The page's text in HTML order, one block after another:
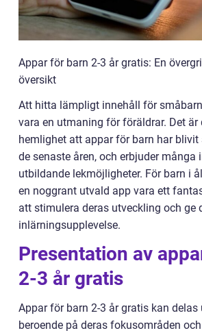
Appar för barn 2-3 år gratis: En
översikt
Att hitta lämpligt innehåll för
vara en utmaning för föräldrar. Det är
hemlighet att appar för barn har
de senaste åren, och erbjuder många
utbildande lekmöjligheter. För barn i
en noggrant utvald app vara ett
att stimulera deras utveckling och ge
inlärningsupplevelse.
Presentation av
2-3 år gratis
Appar för barn 2-3 år gratis kan
beroende på deras fokusområden